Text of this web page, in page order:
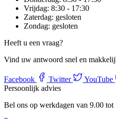
Vrijdag: 8:30 - 17:30
Zaterdag: gesloten
Zondag: gesloten
Heeft u een vraag?
Vind uw antwoord snel en
Facebook Twitter YouTube
Persoonlijk advies
Bel ons op werkdagen van 9.00 tot